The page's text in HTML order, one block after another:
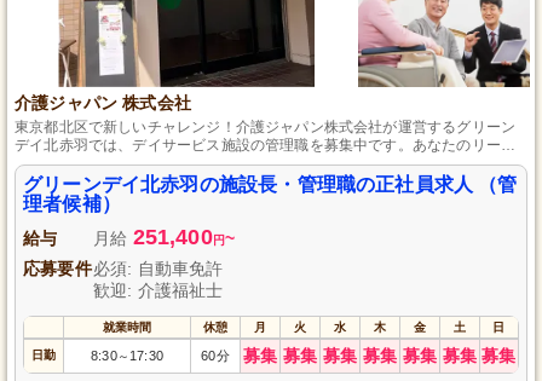
介護ジャパン 株式会社
東京都北区で新しいチャレンジ！介護ジャパン株式会社が運営するグリーン
デイ北赤羽では、デイサービス施設の管理職を募集中です。あなたのリーダ
ーシップを発揮し、利用者様の笑顔をサポートしてください。経験を問わ
ず、介護業界で成長したい方を歓迎します。自動車免許や介護福祉士などの
資格を活かして、力を合わせて利用者様の生活を豊かにするやりがいのある
職場です。あなたの応募をお待ちしています。
グリーンデイ北赤羽の施設長・管理職の正社員求人 （管
理者候補）
給与 月給 251,400円~
応募要件必須: 自動車免許
歓迎: 介護福祉士
就業時間 休憩 月 火 水 木 金 土 日
日勤 8:30～ 17:30 60分 募集 募集 募集 募集 募集 募集 募集